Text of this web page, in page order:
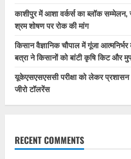
काशीपुर में आशा वर्कर्स का ब्लॉक सम्मेलन,
श्रम शोषण पर रोक की मांग
किसान वैज्ञानिक चौपाल में गूंजा
बत्रा ने किसानों को बांटी कृषि किट और
यूकेएसएसएससी परीक्षा को लेकर
जीरो टॉलरेंस
RECENT COMMENTS